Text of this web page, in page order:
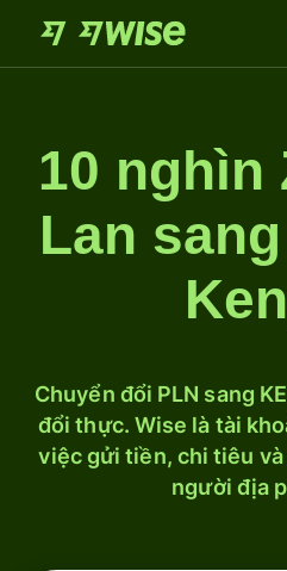
10 nghìn
Lan
Chuyển đổi PLN sang
đổi thực. Wise là tài
việc gửi tiền, chi tiêu
người địa